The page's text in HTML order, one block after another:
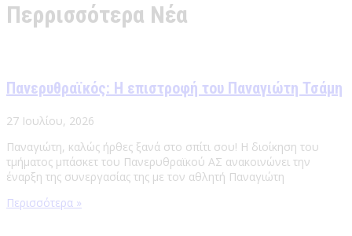
Περρισσότερα Νέα
Πανερυθραϊκός: Η επιστροφή του Παναγιώτη Τσάμη
27 Ιουλίου, 2026
Παναγιώτη, καλώς ήρθες ξανά στο σπίτι σου! Η διοίκηση του
τμήματος μπάσκετ του Πανερυθραϊκού ΑΣ ανακοινώνει την
έναρξη της συνεργασίας της με τον αθλητή Παναγιώτη
Περισσότερα »